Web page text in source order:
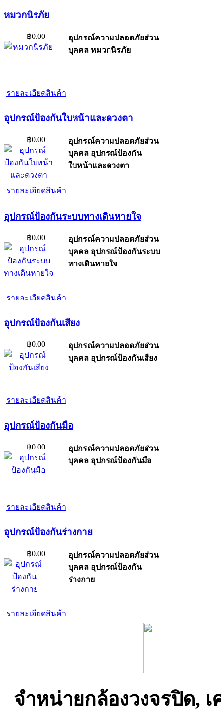
หมวกนิรภัย
฿0.00
รายละเอียดสินค้า
อุปกรณ์ความปลอดภัยส่วน
บุคคล หมวกนิรภัย
อุปกรณ์ป้องกันใบหน้าและดวงตา
฿0.00
รายละเอียดสินค้า
อุปกรณ์ความปลอดภัยส่วน
บุคคล อุปกรณ์ป้องกัน
ใบหน้าและดวงตา
อุปกรณ์ป้องกันระบบทางเดินหายใจ
฿0.00
รายละเอียดสินค้า
อุปกรณ์ความปลอดภัยส่วน
บุคคล อุปกรณ์ป้องกันระบบ
ทางเดินหายใจ
อุปกรณ์ป้องกันเสียง
฿0.00
รายละเอียดสินค้า
อุปกรณ์ความปลอดภัยส่วน
บุคคล อุปกรณ์ป้องกันเสียง
อุปกรณ์ป้องกันมือ
฿0.00
รายละเอียดสินค้า
อุปกรณ์ความปลอดภัยส่วน
บุคคล อุปกรณ์ป้องกันมือ
อุปกรณ์ป้องกันร่างกาย
฿0.00
รายละเอียดสินค้า
อุปกรณ์ความปลอดภัยส่วน
บุคคล อุปกรณ์ป้องกัน
ร่างกาย
จำหน่ายกล้องวงจรปิด,